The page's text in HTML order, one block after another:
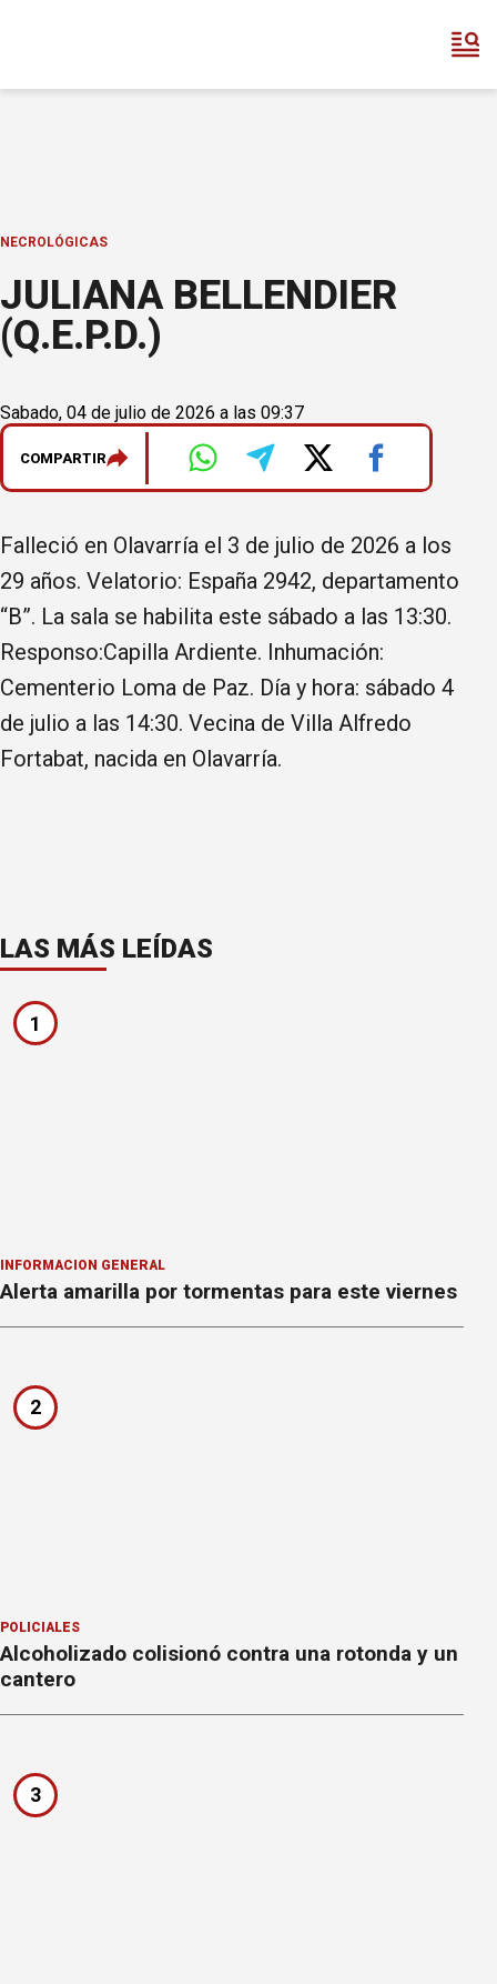
NECROLÓGICAS
JULIANA BELLENDIER
(Q.E.P.D.)
Sabado, 04 de julio de 2026 a las 09:37
COMPARTIR
Falleció en Olavarría el 3 de julio de 2026 a los
29 años. Velatorio: España 2942, departamento
“B”. La sala se habilita este sábado a las 13:30.
Responso:Capilla Ardiente. Inhumación:
Cementerio Loma de Paz. Día y hora: sábado 4
de julio a las 14:30. Vecina de Villa Alfredo
Fortabat, nacida en Olavarría.
LAS MÁS LEÍDAS
1
INFORMACION GENERAL
Alerta amarilla por tormentas para este viernes
2
POLICIALES
Alcoholizado colisionó contra una rotonda y un
cantero
3